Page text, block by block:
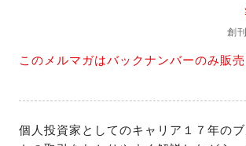
創
このメルマガはバックナンバーのみ販売
個人投資家としてのキャリア１７年の